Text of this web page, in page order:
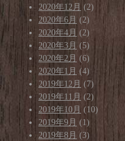
2020年12月 (2)
2020年6月 (2)
2020年4月 (2)
2020年3月 (5)
2020年2月 (6)
2020年1月 (4)
2019年12月 (7)
2019年11月 (2)
2019年10月 (10)
2019年9月 (1)
2019年8月 (3)